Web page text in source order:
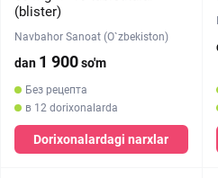
(blister)
Navbahor Sanoat (O`zbekiston)
dan 1 900so'm
Без рецепта
в 12 dorixonalarda
Dorixonalardagi narxlar